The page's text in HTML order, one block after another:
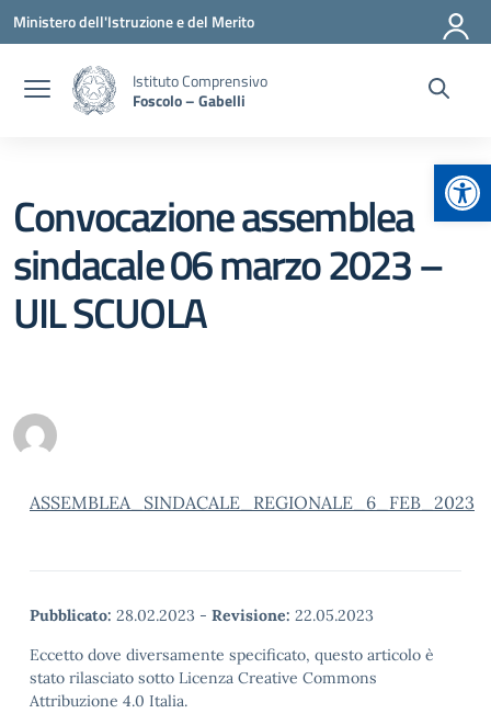
Vai ai contenuti
Vai al menu di navigazione
Vai al footer
Ministero dell'Istruzione e del Merito
Istituto Comprensivo
Foscolo – Gabelli
Convocazione assemblea
sindacale 06 marzo 2023 –
UIL SCUOLA
ASSEMBLEA_SINDACALE_REGIONALE_6_FEB_2023
Pubblicato: 28.02.2023 - Revisione: 22.05.2023
Eccetto dove diversamente specificato, questo articolo è
stato rilasciato sotto Licenza Creative Commons
Attribuzione 4.0 Italia.